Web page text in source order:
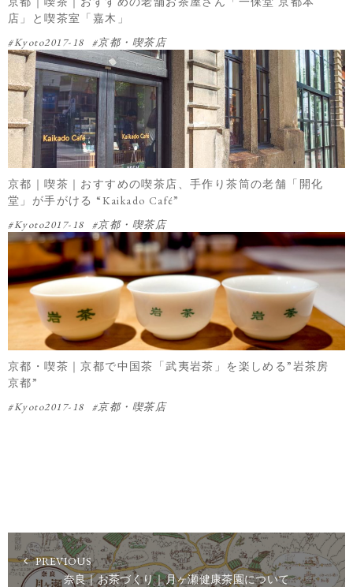
店」と喫茶室「嘉木」
Kyoto2017-18 京都・喫茶店
京都｜喫茶｜おすすめの喫茶店、手作り茶筒の老舗「開化
堂」が手がける “Kaikado Café”
Kyoto2017-18 京都・喫茶店
京都・喫茶｜京都で中国茶「武夷岩茶」を楽しめる”岩茶房
京都”
Kyoto2017-18 京都・喫茶店
PREVIOUS
奈良｜お茶づくり｜月ヶ瀬健康茶園について